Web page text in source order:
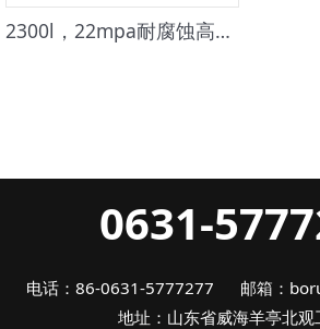
2300l，22mpa耐腐蚀高压反应釜
0631-
电话：86-0631-5777277 邮箱：
地址：山东省威海羊亭北